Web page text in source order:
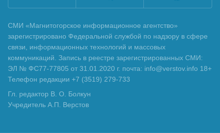
СМИ «Магнитогорское информационное агентство»
зарегистрировано Федеральной службой по надзору в сфере
связи, информационных технологий и массовых
коммуникаций. Запись в реестре зарегистрированных СМИ:
ЭЛ № ФС77-77805 от 31.01.2020 г. почта: info@verstov.info 18+
Телефон редакции +7 (3519) 279-733
Гл. редактор В. О. Болкун
Учредитель А.П. Верстов